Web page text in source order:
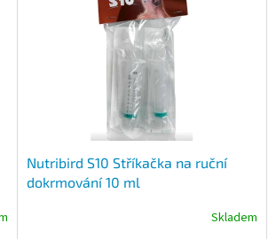
Nutribird S10 Stříkačka na ruční
dokrmování 10 ml
Skladem